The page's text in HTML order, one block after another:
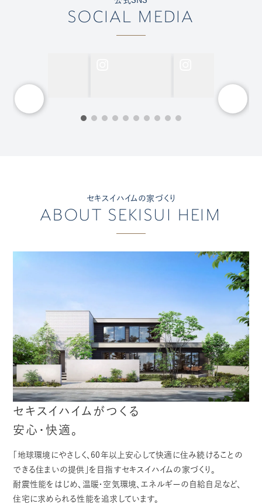
SOCIAL MEDIA
セキスイハイムの家づくり
ABOUT SEKISUI HEIM
セキスイハイムがつくる
安心・快適。
「地球環境にやさしく、60年以上安心して快適に住み続けることの
できる住まいの提供」を目指すセキスイハイムの家づくり。
耐震性能をはじめ、温暖・空気環境、エネルギーの自給自足など、
住宅に求められる性能を追求しています。